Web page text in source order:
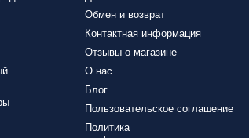
Обмен и возврат
Контактная информация
Отзывы о магазине
О нас
Блог
Пользовательское соглашение
Политика